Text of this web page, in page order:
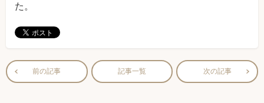
た。
前の記事 記事一覧 次の記事